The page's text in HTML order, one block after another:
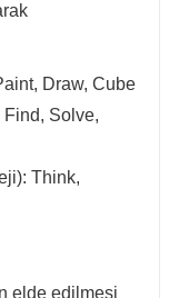
Draw, Cube
Find, Solve,
Think,
elde edilmesi